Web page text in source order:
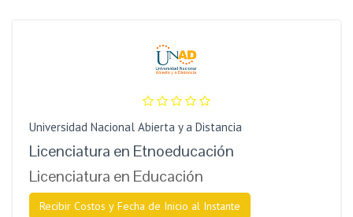
Universidad Nacional Abierta y a Distancia
Licenciatura en Etnoeducación
Licenciatura en Educación
Recibir Costos y Fecha de Inicio al Instante